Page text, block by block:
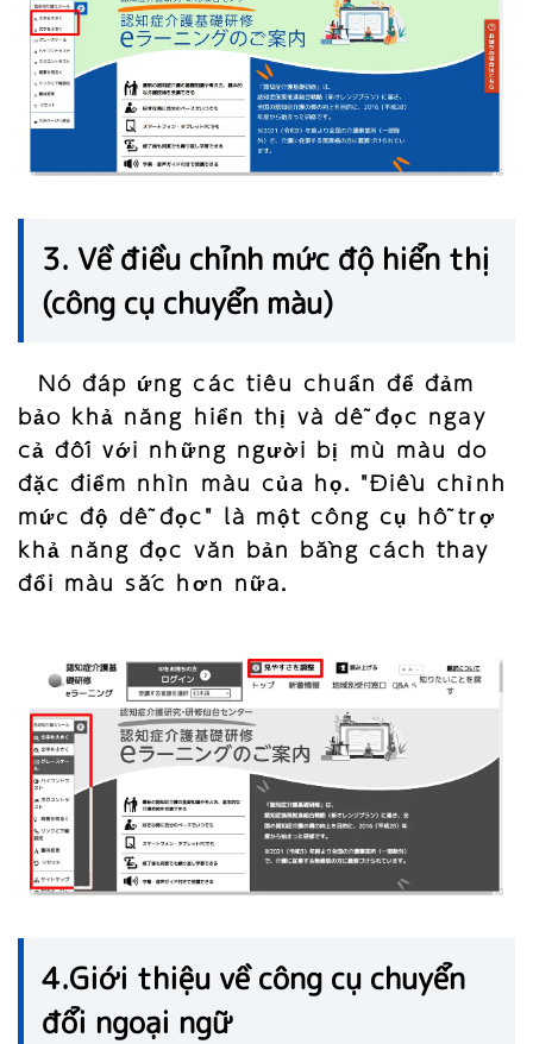
3. Về điều chỉnh mức độ hiển thị
(công cụ chuyển màu)
Nó đáp ứng các tiêu chuẩn để đảm
bảo khả năng hiển thị và dễ đọc ngay
cả đối với những người bị mù màu do
đặc điểm nhìn màu của họ. "Điều chỉnh
mức độ dễ đọc" là một công cụ hỗ trợ
khả năng đọc văn bản bằng cách thay
đổi màu sắc hơn nữa.
4.Giới thiệu về công cụ chuyển
đổi ngoại ngữ